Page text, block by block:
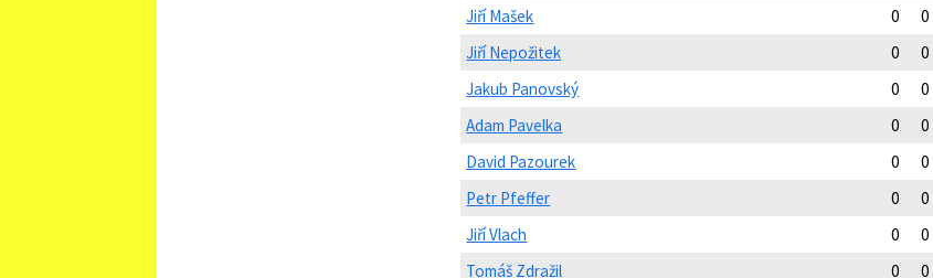
Jiří Mašek
0 0
Jiří Nepožitek
0 0
Jakub Panovský
0 0
Adam Pavelka
0 0
David Pazourek
0 0
Petr Pfeffer
0 0
Jiří Vlach
0 0
Tomáš Zdražil
0 0